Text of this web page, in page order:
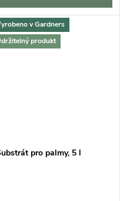
v Gardners
produkt
pro palmy, 5 l